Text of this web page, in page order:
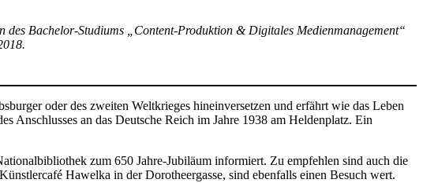
des Bachelor-Studiums „Content-Produktion & Digitales Medienmanagement“
oder des zweiten Weltkrieges hineinversetzen und erfährt wie das Leben
Anschlusses an das Deutsche Reich im Jahre 1938 am Heldenplatz. Ein
zum 650 Jahre-Jubiläum informiert. Zu empfehlen sind auch die
Hawelka in der Dorotheergasse, sind ebenfalls einen Besuch wert.